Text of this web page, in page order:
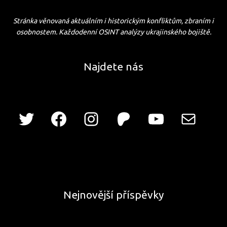
Stránka věnovaná aktuálním i historickým konfliktům, zbraním i
osobnostem. Každodenní OSINT analýzy ukrajinského bojiště.
Najdete nás
Nejnovější příspěvky